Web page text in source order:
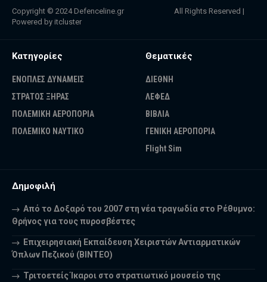
Copyright © 2024 Defenceline.gr All Rights Reserved |
Powered by itcluster
Κατηγορίες
ΕΝΟΠΛΕΣ ΔΥΝΑΜΕΙΣ
ΣΤΡΑΤΟΣ ΞΗΡΑΣ
ΠΟΛΕΜΙΚΗ ΑΕΡΟΠΟΡΙΑ
ΠΟΛΕΜΙΚΟ ΝΑΥΤΙΚΟ
Θεματικές
ΔΙΕΘΝΗ
ΛΕΦΕΔ
ΒΙΒΛΙΑ
ΓΕΝΙΚΗ ΑΕΡΟΠΟΡΙΑ
Flight Sim
Δημοφιλή
Από το Δοξαρό του 2007 στη νέα τραγωδία στο Ρέθυμνο:
Θρήνος για τους πυροσβέστες
Επιχειρησιακή Εκπαίδευση Χειριστών Αντιαρματικών
Όπλων Πεζικού (ΒΙΝΤΕΟ)
Τριτοετείς Ίκαροι στο στρατιωτικό μουσείο της